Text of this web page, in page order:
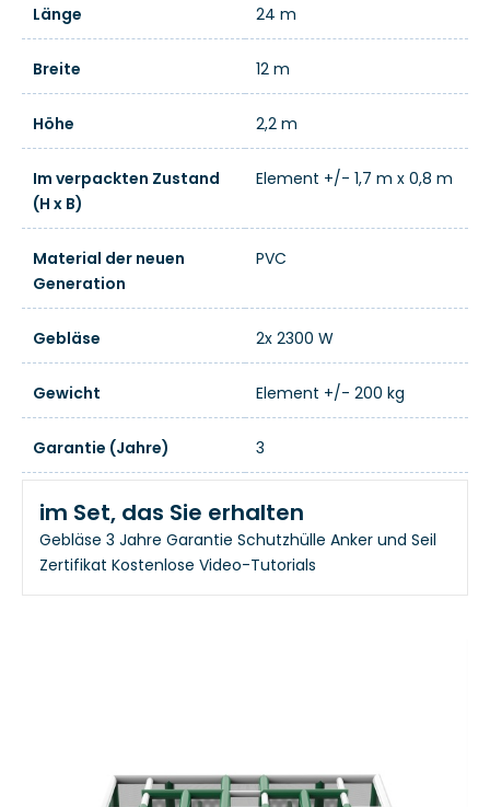
Länge 24 m
Breite 12 m
Höhe 2,2 m
Im verpackten Zustand
(H x B)
Element +/- 1,7 m x 0,8 m
Material der neuen
Generation
PVC
Gebläse 2x 2300 W
Gewicht Element +/- 200 kg
Garantie (Jahre) 3
im Set, das Sie erhalten
Gebläse 3 Jahre Garantie Schutzhülle Anker und Seil
Zertifikat Kostenlose Video-Tutorials